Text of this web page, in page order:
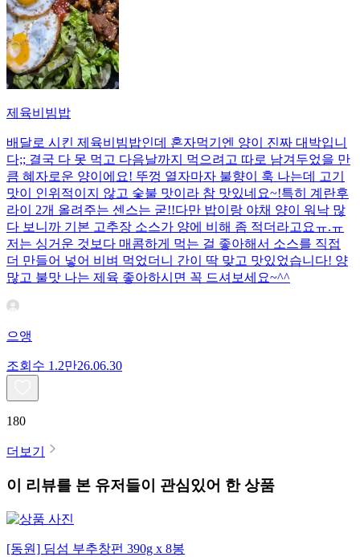
제육비빔밥
배달로 시킨 제육비빔밥인데 혼자먹기엔 양이 진짜 대박입니
다;; 결국 다 못 먹고 다음날까지 먹으려고 따로 남겨두었을 만
큼 혜자로운 양이에요! 뚜껑 열자마자 불향이 훅 나는데 고기
맛이 인위적이지 않고 숯불 맛이라 참 맛있네요~!특히 계란후
라이 2개 올려주는 센스는 굳!! ​다만 밥이랑 야채 양이 워낙 많
다 보니까 기본 고추장 소스가 양에 비해 좀 적더라고요ㅠ.ㅠ
저는 싱거운 것보다 매콤하게 먹는 걸 좋아해서 소스를 직접
더 만들어 넣어 비벼 먹었더니 간이 딱 맞고 맛있었습니다! 양
많고 불맛 나는 제육 좋아하시면 꼭 드셔보세요~^^
으앵
조회수 1.2만26.06.30
180
더보기
이 리뷰를 본 유저들이 관심있어 한 상품
[동원] 딤섬 부추창펀 390g x 8봉